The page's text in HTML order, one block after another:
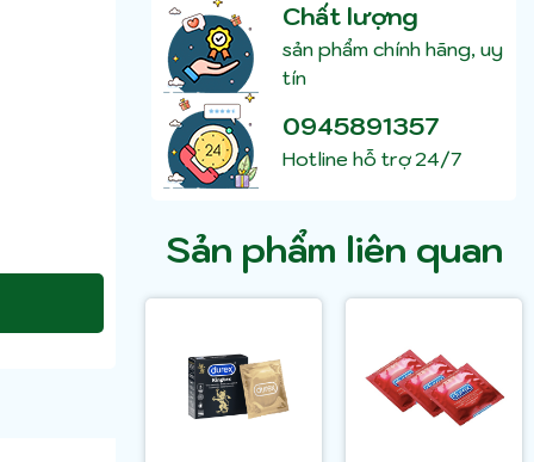
Chất lượng
sản phẩm chính hãng, uy
tín
0945891357
Hotline hỗ trợ 24/7
Sản phẩm liên quan